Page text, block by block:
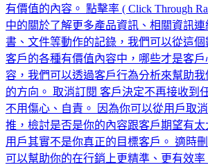
有價值的內容。 點擊率 ( Click Through
中的關於了解更多產品資訊、相關資訊
書、文件等動作的記錄，我們可以從這
客戶的各種有價值內容中，哪些才是客
容，我們可以透過客戶行為分析來幫助
的方向。 取消訂閱 客戶決定不再接收到
不用傷心、自責。 因為你可以從用戶取
推，檢討是否是你的內容跟客戶期望有
用戶其實不是你真正的目標客戶。 適時
可以幫助你的在行銷上更精準、更有效